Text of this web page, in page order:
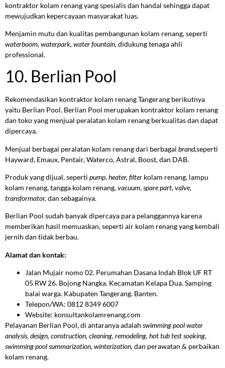
kontraktor kolam renang yang spesialis dan handal sehingga dapat
mewujudkan kepercayaan masyarakat luas.
Menjamin mutu dan kualitas pembangunan kolam renang, seperti
waterboom, waterpark, water fountain, didukung tenaga ahli
professional.
10. Berlian Pool
Rekomendasikan kontraktor kolam renang Tangerang berikutnya
yaitu Berlian Pool. Berlian Pool merupakan kontraktor kolam renang
dan toko yang menjual peralatan kolam renang berkualitas dan dapat
dipercaya.
Menjual berbagai peralatan kolam renang dari berbagai brand,seperti
Hayward, Emaux, Pentair, Waterco, Astral, Boost, dan DAB.
Produk yang dijual, seperti pump,heater, filter kolam renang, lampu
kolam renang, tangga kolam renang,vacuum,spare part, valve,
transformator, dan sebagainya.
Berlian Pool sudah banyak dipercaya para pelanggannya karena
memberikan hasil memuaskan, seperti air kolam renang yang kembali
jernih dan tidak berbau.
Alamat dan kontak:
Jalan Mujair nomo 02. Perumahan Dasana Indah Blok UF RT
05 RW 26. Bojong Nangka. Kecamatan Kelapa Dua. Samping
balai warga. Kabupaten Tangerang. Banten.
Telepon/WA: 0812 8349 6007
Website: konsultankolamrenang.com
Pelayanan Berlian Pool, di antaranya adalah swimming pool water
analysis, design, construction, cleaning, remodeling, hot tub test soaking,
swimming pool summarization, winterization, dan perawatan & perbaikan
kolam renang.